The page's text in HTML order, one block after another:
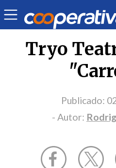
Opinión | Rodrigo
Tryo
Publicado:
- Autor: